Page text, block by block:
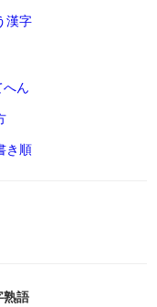
漢字
ん
き順
熟語